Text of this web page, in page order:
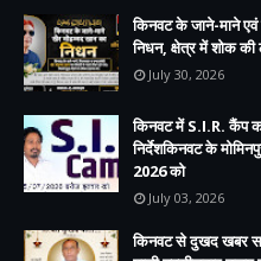
किनवट के जाने-माने एवं
निधन, क्षेत्र में शोक की
July 30, 2026
किनवट में S.I.R. कैंप
निर्देशकिनवट के
2026 को
July 03, 2026
किनवट से दुखद खबर